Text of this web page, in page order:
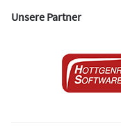
Unsere Partner